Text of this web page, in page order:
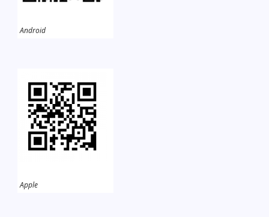
Android
Apple